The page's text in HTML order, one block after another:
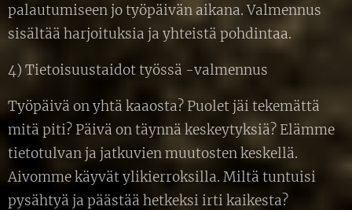
palautumiseen jo työpäivän aikana. Valmennus
sisältää harjoituksia ja yhteistä pohdintaa.
4) Tietoisuustaidot työssä -valmennus
Työpäivä on yhtä kaaosta? Puolet jäi tekemättä
mitä piti? Päivä on täynnä keskeytyksiä? Elämme
tietotulvan ja jatkuvien muutosten keskellä.
Aivomme käyvät ylikierroksilla. Miltä tuntuisi
pysähtyä ja päästää hetkeksi irti kaikesta?